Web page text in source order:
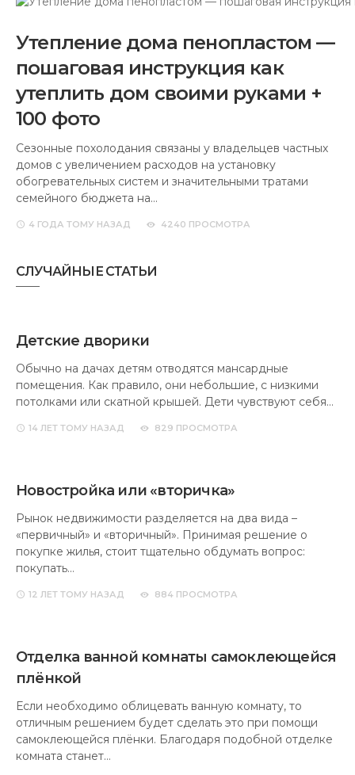
Утепление дома пенопластом —
пошаговая инструкция как
утеплить дом своими руками +
100 фото
Сезонные похолодания связаны у владельцев частных
домов с увеличением расходов на установку
обогревательных систем и значительными тратами
семейного бюджета на…
4 ГОДА ТОМУ НАЗАД 4240 ПРОСМОТРА
СЛУЧАЙНЫЕ СТАТЬИ
Детские дворики
Обычно на дачах детям отводятся мансардные
помещения. Как правило, они небольшие, с низкими
потолками или скатной крышей. Дети чувствуют себя…
14 ЛЕТ ТОМУ НАЗАД 829 ПРОСМОТРА
Новостройка или «вторичка»
Рынок недвижимости разделяется на два вида –
«первичный» и «вторичный». Принимая решение о
покупке жилья, стоит тщательно обдумать вопрос:
покупать…
12 ЛЕТ ТОМУ НАЗАД 884 ПРОСМОТРА
Отделка ванной комнаты самоклеющейся
плёнкой
Если необходимо облицевать ванную комнату, то
отличным решением будет сделать это при помощи
самоклеющейся плёнки. Благодаря подобной отделке
комната станет…